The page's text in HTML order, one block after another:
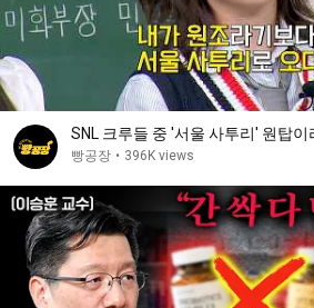
SNL 크루들 중 '서울 사투리' 원탑이
빵공장 • 396K views